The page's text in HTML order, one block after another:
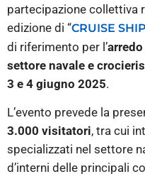
partecipazione collettiva
edizione di “CRUISE
di riferimento per l’
settore navale e
3 e 4 giugno 2025.
L’evento prevede la
3.000 visitatori, tra cui
specializzati nel settore
d’interni delle principali